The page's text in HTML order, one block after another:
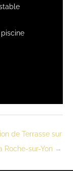
de Terrasse sur
Roche-sur-Yon →